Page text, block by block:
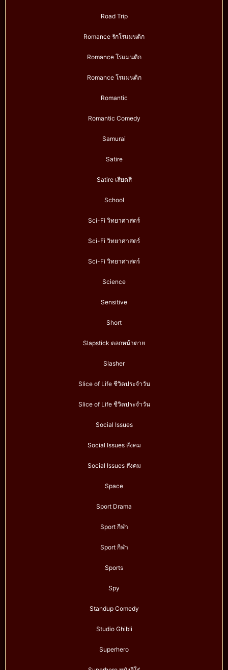
Road Trip
Romance รักโรแมนติก
Romance โรแมนติก
Romance โรแมนติก
Romantic
Romantic Comedy
Samurai
Satire
Satire เสียดสี
School
Sci-Fi วิทยาศาสตร์
Sci-Fi วิทยาศาสตร์
Sci-Fi วิทยาศาสตร์
Science
Sensitive
Short
Slapstick ตลกหน้าตาย
Slasher
Slice of Life ชีวิตประจำวัน
Slice of Life ชีวิตประจำวัน
Social Issues
Social Issues สังคม
Social Issues สังคม
Space
Sport Drama
Sport กีฬา
Sport กีฬา
Sports
Spy
Standup Comedy
Studio Ghibli
Superhero